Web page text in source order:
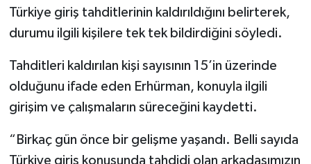
Türkiye giriş tahditlerinin kaldırıldığını belirterek,
durumu ilgili kişilere tek tek bildirdiğini söyledi.
Tahditleri kaldırılan kişi sayısının 15’in üzerinde
olduğunu ifade eden Erhürman, konuyla ilgili
girişim ve çalışmaların süreceğini kaydetti.
“Birkaç gün önce bir gelişme yaşandı. Belli sayıda
Türkiye giriş konusunda tahdidi olan arkadaşımızın